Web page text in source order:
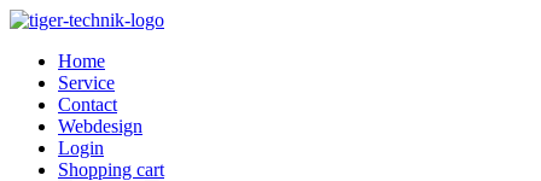
Home
Service
Contact
Webdesign
Login
Shopping cart